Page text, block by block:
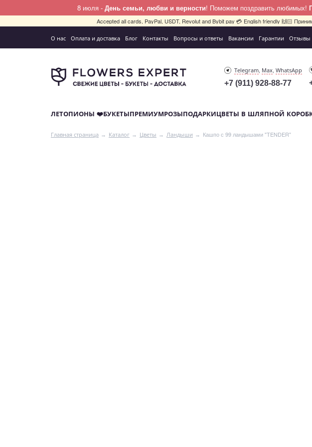
8 июля - День семьи, любви и верности! Поможем поздравить любимых!
Accepted all cards, PayPal, USDT, Revolut and Bybit pay 💳 English friendly 🙌🏻
О нас Оплата и доставка Блог Контакты Вопросы и ответы Вакансии Гарантии Отзывы
Telegram, Max,WhatsApp
+7 (911) 928-88-77
ЛЕТОПИОНЫ ❤️БУКЕТЫПРЕМИУМРОЗЫПОДАРКИЦВЕТЫ В ШЛЯПНОЙ
Главная страница Каталог Цветы Ландыши Кашпо с 99 ландышами "TENDER"